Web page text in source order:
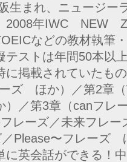
生まれ、ニュージー
2008年IWC NEW
などの教材執筆
テストは年間50本以
に掲載されていたも
ズ ほか）／第2章（
／第3章（canフレ
レーズ／未来フレ
／Please〜フレーズ
に英会話ができる！